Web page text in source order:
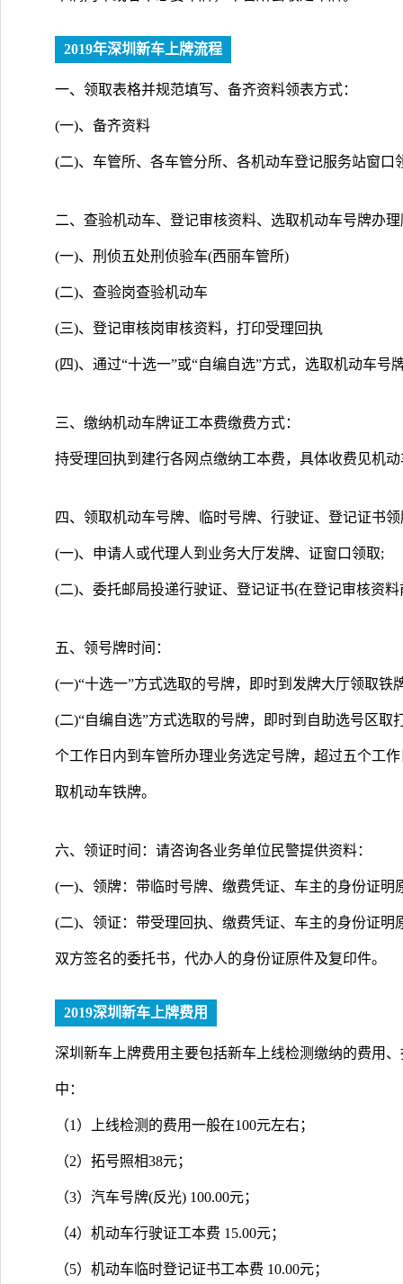
2019年深圳新车上牌流程
一、领取表格并规范填写、备齐资料领表方式：
(一)、备齐资料
(二)、车管所、各车管分所、各机动车登记服务站窗口
二、查验机动车、登记审核资料、选取机动车号牌办
(一)、刑侦五处刑侦验车(西丽车管所)
(二)、查验岗查验机动车
(三)、登记审核岗审核资料，打印受理回执
(四)、通过“十选一”或“自编自选”方式，选取机动车
三、缴纳机动车牌证工本费缴费方式：
持受理回执到建行各网点缴纳工本费，具体收费见机
四、领取机动车号牌、临时号牌、行驶证、登记证书
(一)、申请人或代理人到业务大厅发牌、证窗口领取;
(二)、委托邮局投递行驶证、登记证书(在登记审核资
五、领号牌时间：
(一)“十选一”方式选取的号牌，即时到发牌大厅领取铁
(二)“自编自选”方式选取的号牌，即时到自助选号区
个工作日内到车管所办理业务选定号牌，超过五个工
取机动车铁牌。
六、领证时间：请咨询各业务单位民警提供资料：
(一)、领牌：带临时号牌、缴费凭证、车主的身份证明
(二)、领证：带受理回执、缴费凭证、车主的身份证
双方签名的委托书，代办人的身份证原件及复印件。
2019深圳新车上牌费用
深圳新车上牌费用主要包括新车上线检测缴纳的费用
中：
（1）上线检测的费用一般在100元左右；
（2）拓号照相38元；
（3）汽车号牌(反光) 100.00元；
（4）机动车行驶证工本费 15.00元；
（5）机动车临时登记证书工本费 10.00元；